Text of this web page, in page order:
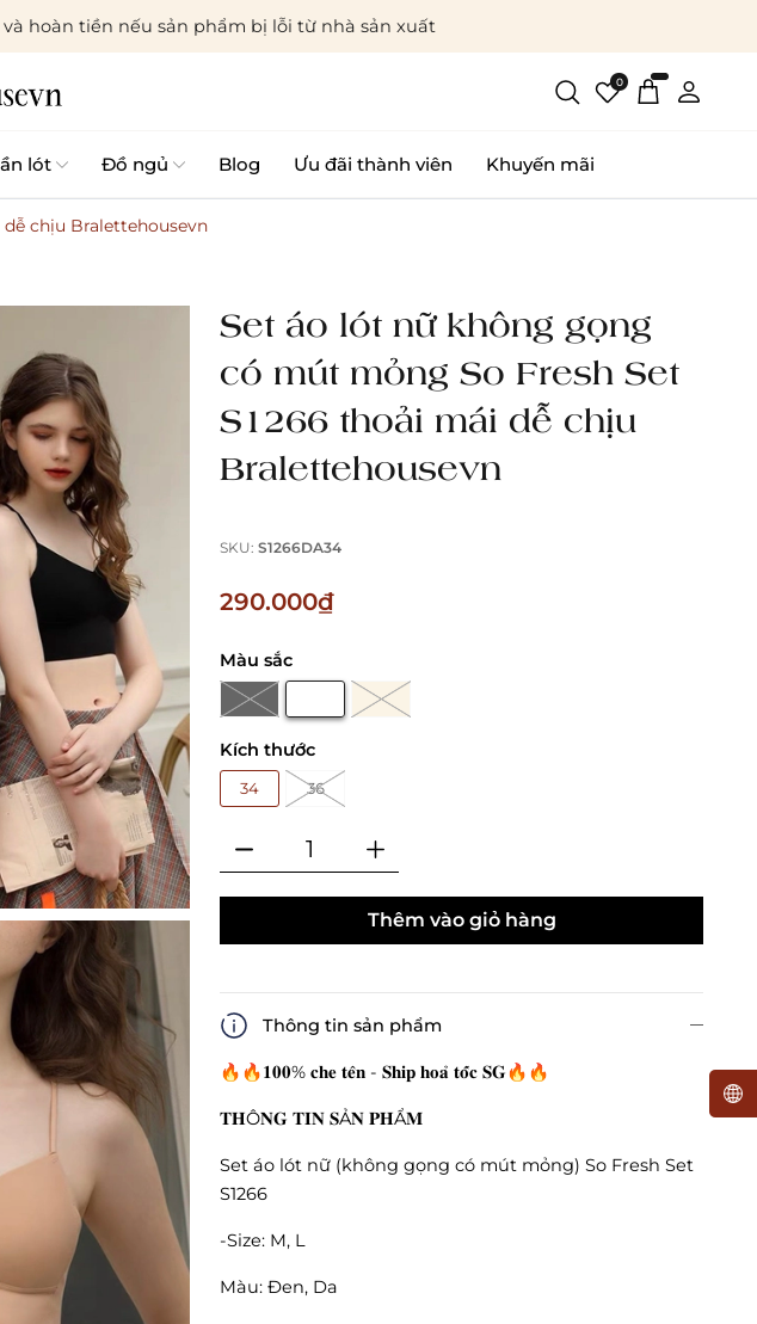
hoàn tiền nếu sản phẩm bị lỗi từ nhà sản xuất
0
lót Đồ ngủ Blog Ưu đãi thành viên Khuyến mãi
chịu Bralettehousevn
Set áo lót nữ không gọng
có mút mỏng So Fresh Set
S1266 thoải mái dễ chịu
Bralettehousevn
SKU:S1266DA34
290.000₫
Màu sắc
Kích thước
34 36
Thêm vào giỏ hàng
Thông tin sản phẩm
🔥🔥𝟏𝟎𝟎% 𝐜𝐡𝐞 𝐭𝐞̂𝐧 - 𝐒𝐡𝐢𝐩 𝐡𝐨𝐚̉ 𝐭𝐨̂́𝐜 𝐒𝐆🔥🔥
𝐓𝐇Ô𝐍𝐆 𝐓𝐈𝐍 𝐒Ả𝐍 𝐏𝐇Ẩ𝐌
Set áo lót nữ (không gọng có mút mỏng) So Fresh Set
S1266
-Size: M, L
Màu: Đen, Da